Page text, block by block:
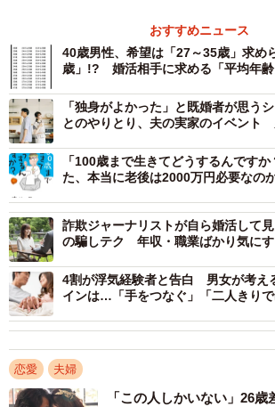
結婚相手としてアラフィフ・50代男性を考えたと
すか？（提供画像）
まず、「アラフィフ・50代男性の外見で
の」を聞いたところ、「清潔感がある」
トツで最多に。以下、「太っていない」
毛が薄くない」（2.5%）と続きました。
また、「結婚相手としてアラフィフ・50
き求める年収」については、「～800万円
も多く、次いで、「～1000万円」（
おすすめニュース
40歳男性、希望は「27～35歳」求め
歳」!? 婚活相手に求める「平均年齢
「独身がよかった」と既婚者が思う
とのやりとり、夫の実家のイベント
「100歳まで生きてどうするんです
た、本当に老後は2000万円必要なの
詐欺ジャーナリストが自ら婚活して
の騙しテク 年収・職業ばかり気にす
4割が浮気経験者と告白 男女が考え
インは…「手をつなぐ」「二人きり
恋愛 夫婦
「この人しかいない」26